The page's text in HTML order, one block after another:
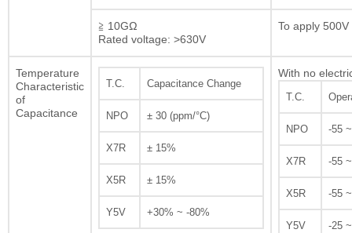
≧ 10GΩ
Rated voltage: >630V
To apply
Temperature
Characteristic
of
Capacitance
T.C. Capacitance Change
NPO ± 30 (ppm/°C)
X7R ± 15%
X5R ± 15%
Y5V +30% ~ -80%
With no
T.C.
NPO -55
X7R -55
X5R -55
Y5V -25